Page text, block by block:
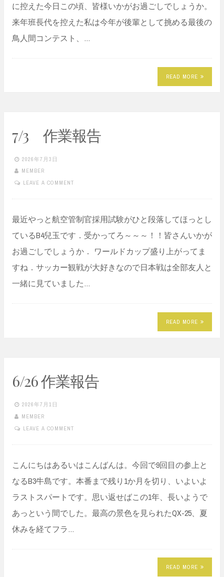
に控えた今日この頃、皆様いかがお過ごしでしょうか。
来年班長代を控えた私は今年が後輩として挑める最後の
鳥人間コンテスト、…
READ MORE
7/3 作業報告
2026年7月3日
MEMBER
LEAVE A COMMENT
最近やっと航空管制官採用試験がひと段落してほっとし
ているB4兒玉です．受かってろ～～～！！皆さんいかが
お過ごしでしょうか． ワールドカップ盛り上がってま
すね．サッカー観戦が大好きなので日本戦は全部友人と
一緒に見ていました…
READ MORE
6/26 作業報告
2026年7月1日
MEMBER
LEAVE A COMMENT
こんにちはあるいはこんばんは。今回で9回目の参上と
なるB3牛島です。本番まで残り1か月を切り、いよいよ
ラストスパートです。思い返せばこの1年、長いようで
あっという間でした。最高の景色を見られたQX-25、夏
休みを経てフラ…
READ MORE